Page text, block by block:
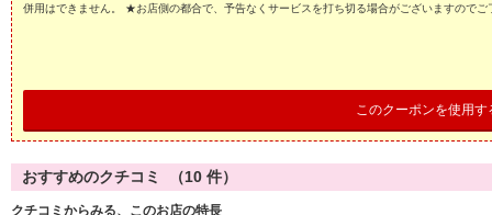
併用はできません。 ★お店側の都合で、予告なくサービスを打ち切る場合がございますのでご
このクーポンを使用す
おすすめのクチコミ （10 件）
クチコミからみる、このお店の特長